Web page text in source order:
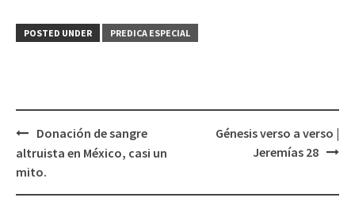
POSTED UNDER PREDICA ESPECIAL
Post
navigation
Donación de sangre
altruista en México, casi un
mito.
Génesis verso a verso |
Jeremías 28